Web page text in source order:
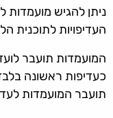
העדיפויות לתוכנית
המועמדות תועבר
כעדיפות ראשונה
תועבר המועמדות